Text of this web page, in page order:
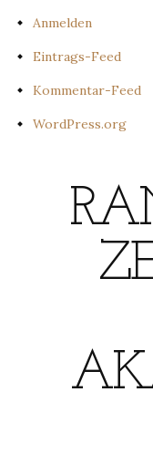
Anmelden
Eintrags-Feed
Kommentar-Feed
WordPress.org